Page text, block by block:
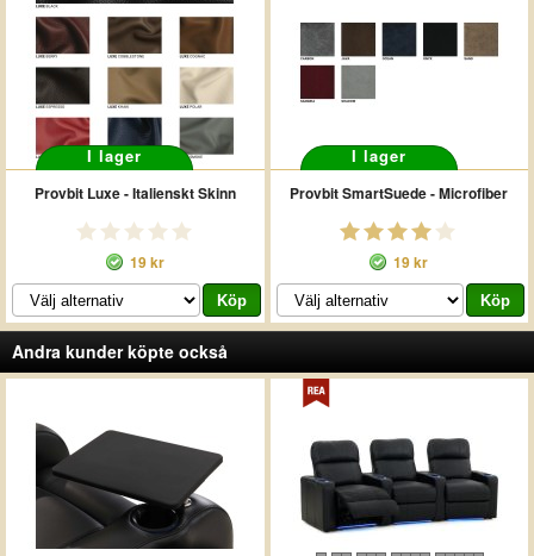
I lager
Provbit Luxe - Italienskt Skinn
19 kr
I lager
Provbit SmartSuede - Microfiber
19 kr
Andra kunder köpte också